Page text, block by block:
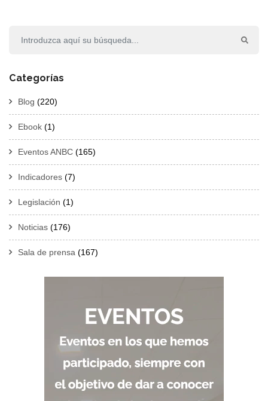
Categorías
Blog (220)
Ebook (1)
Eventos ANBC (165)
Indicadores (7)
Legislación (1)
Noticias (176)
Sala de prensa (167)